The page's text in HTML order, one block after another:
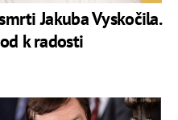
Jakuba Vyskočila.
k radosti